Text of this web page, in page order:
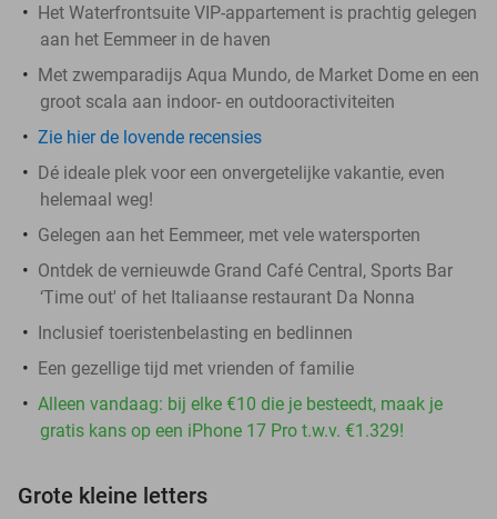
Het Waterfrontsuite VIP-appartement is prachtig gelegen
aan het Eemmeer in de haven
Met zwemparadijs Aqua Mundo, de Market Dome en een
groot scala aan indoor- en outdooractiviteiten
Zie hier de lovende recensies
Dé ideale plek voor een onvergetelijke vakantie, even
helemaal weg!
Gelegen aan het Eemmeer, met vele watersporten
Ontdek de vernieuwde Grand Café Central, Sports Bar
‘Time out' of het Italiaanse restaurant Da Nonna
Inclusief toeristenbelasting en bedlinnen
Een gezellige tijd met vrienden of familie
Alleen vandaag: bij elke €10 die je besteedt, maak je
gratis kans op een iPhone 17 Pro t.w.v. €1.329!
Grote kleine letters